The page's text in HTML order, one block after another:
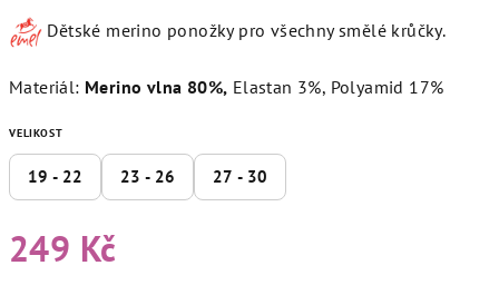
Dětské merino ponožky pro všechny smělé krůčky.
Materiál: Merino vlna 80%, Elastan 3%, Polyamid 17%
VELIKOST
19 - 22 23 - 26 27 - 30
249 Kč